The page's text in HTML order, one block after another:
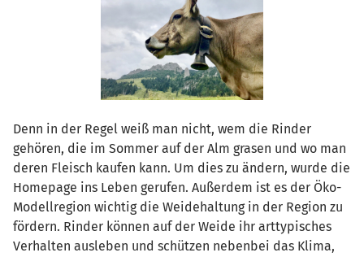
Denn in der Regel weiß man nicht, wem die Rinder
gehören, die im Sommer auf der Alm grasen und wo man
deren Fleisch kaufen kann. Um dies zu ändern, wurde die
Homepage ins Leben gerufen. Außerdem ist es der Öko-
Modellregion wichtig die Weidehaltung in der Region zu
fördern. Rinder können auf der Weide ihr arttypisches
Verhalten ausleben und schützen nebenbei das Klima,